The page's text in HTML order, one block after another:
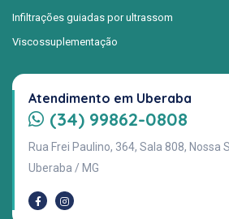
Infiltrações guiadas por ultrassom
Viscossuplementação
Atendimento em Uberaba
(34) 99862-0808
Rua Frei Paulino, 364, Sala 808, Nossa
Uberaba / MG